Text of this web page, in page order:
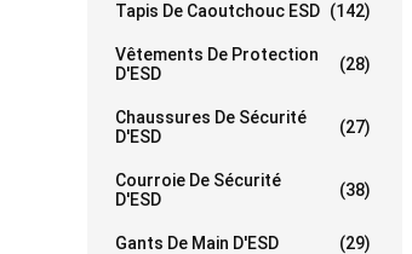
Tapis De Caoutchouc ESD (142)
Vêtements De Protection
D'ESD
(28)
Chaussures De Sécurité
D'ESD
(27)
Courroie De Sécurité
D'ESD
(38)
Gants De Main D'ESD (29)